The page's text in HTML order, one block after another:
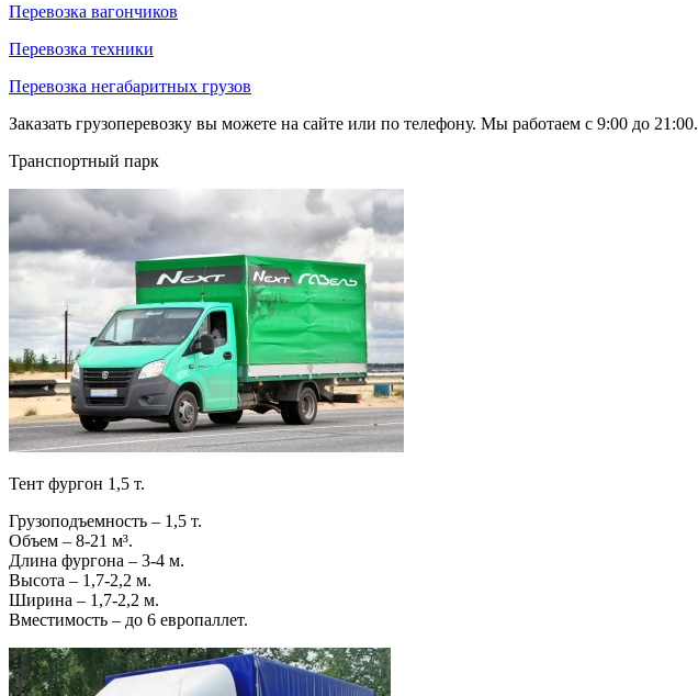
Перевозка вагончиков
Перевозка техники
Перевозка негабаритных грузов
Заказать грузоперевозку вы можете на сайте или по телефону. Мы работаем с 9:00 до 21:00.
Транспортный парк
Тент фургон 1,5 т.
Грузоподъемность – 1,5 т.
Объем – 8-21 м³.
Длина фургона – 3-4 м.
Высота – 1,7-2,2 м.
Ширина – 1,7-2,2 м.
Вместимость – до 6 европаллет.